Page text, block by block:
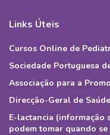
Links Úteis
Cursos Online de
Sociedade Portuguesa
Associação para a
Direcção-Geral de Saúde
E-lactancia (informação
podem tomar quando se